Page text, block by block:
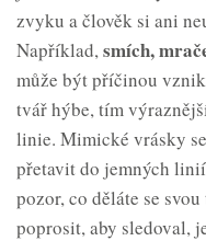
zvyku a člověk si ani
Například,smích,
může být příčinou
tvář hýbe, tím
linie. Mimické vrásky
přetavit do jemných
pozor, co děláte se
poprosit, aby sledoval,